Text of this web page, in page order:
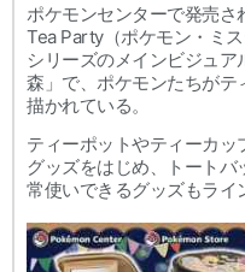
ポケモンセンターで発売
Tea Party（ポケモン・ミ
シリーズのメインビジュ
森」で、ポケモンたちが
描かれている。
ティーポットやティーカ
グッズをはじめ、トート
常使いできるグッズもライ